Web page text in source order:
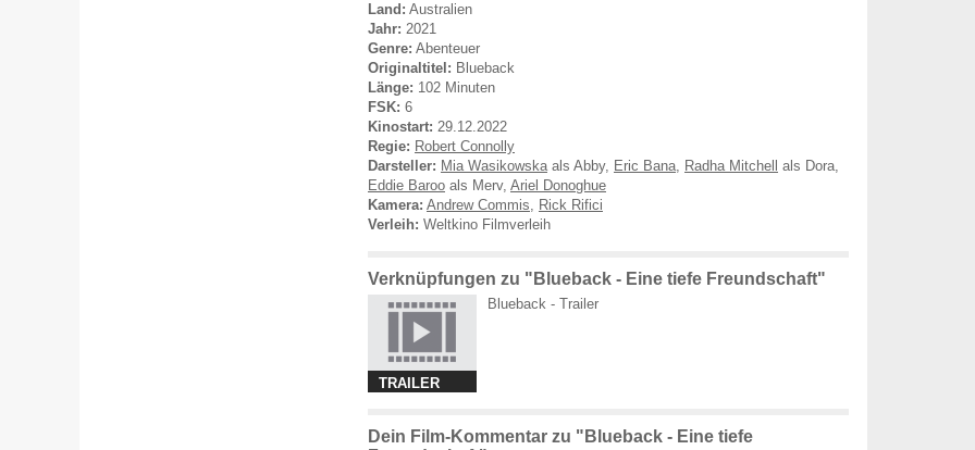
Land: Australien
Jahr: 2021
Genre: Abenteuer
Originaltitel: Blueback
Länge: 102 Minuten
FSK: 6
Kinostart: 29.12.2022
Regie: Robert Connolly
Darsteller: Mia Wasikowskaals Abby, Eric Bana, Radha Mitchell
als Dora,
Eddie Baroo als Merv, Ariel Donoghue
Kamera: Andrew Commis, Rick Rifici
Verleih: Weltkino Filmverleih
Verknüpfungen zu "Blueback - Eine tiefe Freundschaft"
TRAILER
Blueback - Trailer
Dein Film-Kommentar zu "Blueback - Eine tiefe